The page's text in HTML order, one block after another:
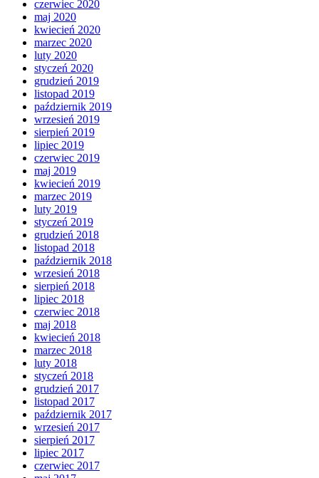
czerwiec 2020
maj 2020
kwiecień 2020
marzec 2020
luty 2020
styczeń 2020
grudzień 2019
listopad 2019
październik 2019
wrzesień 2019
sierpień 2019
lipiec 2019
czerwiec 2019
maj 2019
kwiecień 2019
marzec 2019
luty 2019
styczeń 2019
grudzień 2018
listopad 2018
październik 2018
wrzesień 2018
sierpień 2018
lipiec 2018
czerwiec 2018
maj 2018
kwiecień 2018
marzec 2018
luty 2018
styczeń 2018
grudzień 2017
listopad 2017
październik 2017
wrzesień 2017
sierpień 2017
lipiec 2017
czerwiec 2017